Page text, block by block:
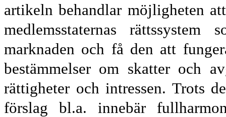
artikeln behandlar möjligheten
medlemsstaternas
marknaden och få den att
bestämmelser om skatter och
rättigheter och intressen. Trots
förslag bl.a. innebär full